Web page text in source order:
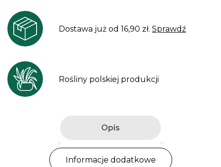
Dostawa już od 16,90 zł. Sprawdź
Rośliny polskiej produkcji
Opis
Informacje dodatkowe